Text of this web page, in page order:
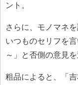
ント。
さらに、モノマネ
いつものセリフを
～」と否側の意見を
粗品によると、「